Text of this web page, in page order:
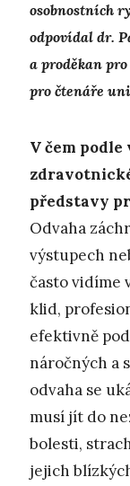
osobnostních
odpovídal dr.
a proděkan
pro čtenáře
V čem podle
představy
Odvaha
výstupech
často vidíme
klid,
efektivně
náročných a
odvaha se
musí jít do
bolesti,
jejich